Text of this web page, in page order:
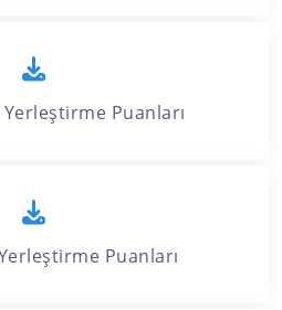
Yerleştirme Puanları
Puanları